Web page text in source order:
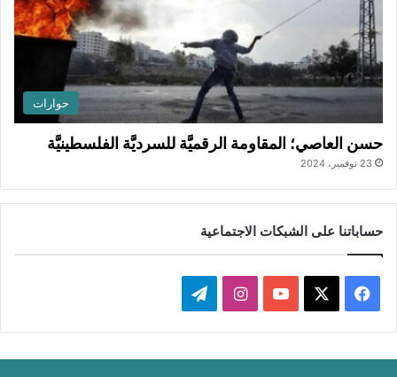
حوارات
حسن العاصي؛ المقاومة الرقميَّة للسرديَّة الفلسطينيَّة
23 نوفمبر، 2024
حساباتنا على الشبكات الاجتماعية
ي
س
X
Y
o
ن
س
ي
ل